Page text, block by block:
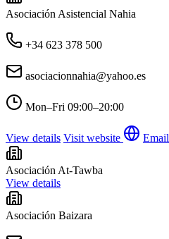
Asociación Asistencial Nahia
+34 623 378 500
asociacionnahia@yahoo.es
Mon–Fri 09:00–20:00
View details Visit website Email
Asociación At-Tawba
View details
Asociación Baizara